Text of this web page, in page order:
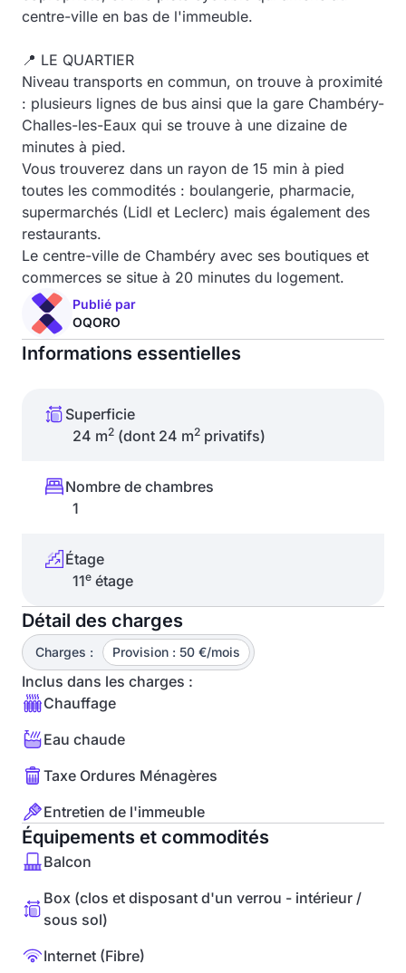
centre-ville en bas de l'immeuble.
📍 LE QUARTIER
Niveau transports en commun, on trouve à proximité
: plusieurs lignes de bus ainsi que la gare Chambéry-
Challes-les-Eaux qui se trouve à une dizaine de
minutes à pied.
Vous trouverez dans un rayon de 15 min à pied
toutes les commodités : boulangerie, pharmacie,
supermarchés (Lidl et Leclerc) mais également des
restaurants.
Le centre-ville de Chambéry avec ses boutiques et
commerces se situe à 20 minutes du logement.
Publié par
OQORO
Informations essentielles
Superficie
24 m2 (dont 24 m2 privatifs)
Nombre de chambres
1
Étage
11e étage
Détail des charges
Charges : Provision : 50 €/mois
Inclus dans les charges :
Chauffage
Eau chaude
Taxe Ordures Ménagères
Entretien de l'immeuble
Équipements et commodités
Balcon
Box (clos et disposant d'un verrou - intérieur /
sous sol)
Internet (Fibre)